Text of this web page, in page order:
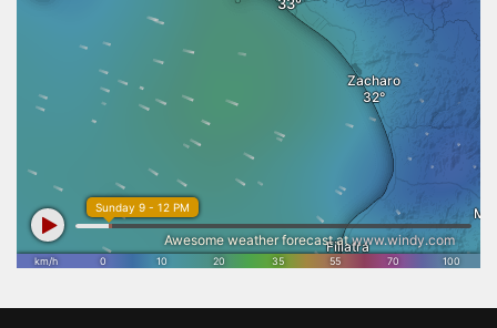
στοιχείο της ιστορικής μας ταυτότητας, αλλά και έναν ισχυρό
αναπτυξιακό πυλώνα. Ο Επικούριος Απόλλωνας μπορεί να
αποτελέσει σημείο αναφοράς για τον ποιοτικό τουρισμό, την
εξωστρέφεια της Ηλείας και τη δημιουργία νέων ευκαιριών για την
τοπική οικονομία. Η συγκλονιστική ανταπόκριση του κόσμου
απέδειξε ότι ο Επικούριος Απόλλωνας εξακολουθεί να συγκινεί και να
εμπνέει. Γι’ αυτό η ολοκλήρωση των εργασιών αποκατάστασης και η
απομάκρυνση του στεγάστρου δεν αποτελούν απλώς μια τεχνική
παρέμβαση, αλλά μια εθνική προτεραιότητα. Η Πολιτεία οφείλει να
επιταχύνει τις απαραίτητες διαδικασίες, ώστε η μοναδική
αρχιτεκτονική του Ναού να αναδειχθεί ξανά στο φυσικό της
περιβάλλον και να αποκτήσει τη θέση που πραγματικά της αξίζει
στον διεθνή πολιτιστικό χάρτη. Το Επιμελητήριο Ηλείας θα συνεχίσει
να στηρίζει κάθε πρωτοβουλία που συνδέει τον πολιτισμό με τη
βιώσιμη ανάπτυξη, την επιχειρηματικότητα και την εξωστρέφεια του
κληρονομιάς αποτελεί επένδυση στο μέλλον της Ηλείας και στις